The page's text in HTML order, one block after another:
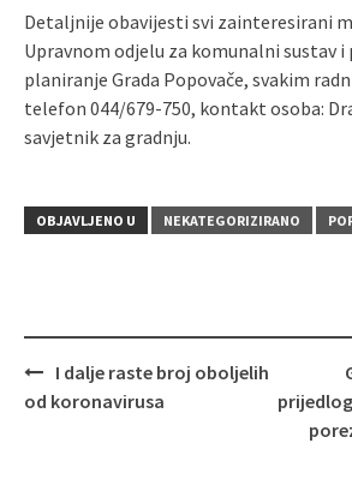
Detaljnije obavijesti svi zainteresirani
Upravnom odjelu za komunalni sustav
planiranje Grada Popovače, svakim
telefon 044/679-750, kontakt osoba:
savjetnik za gradnju.
OBJAVLJENO U NEKATEGORIZIRANO
Navigacija
I dalje raste broj oboljelih
od koronavirusa